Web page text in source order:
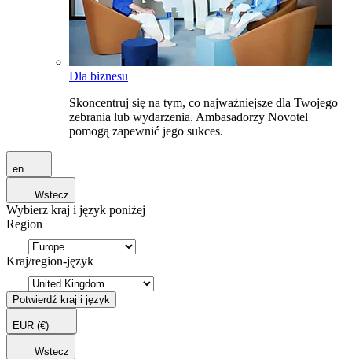
Dla biznesu
Skoncentruj się na tym, co najważniejsze dla Twojego
zebrania lub wydarzenia. Ambasadorzy Novotel
pomogą zapewnić jego sukces.
en
Wstecz
Wybierz kraj i język poniżej
Region
Kraj/region-język
Potwierdź kraj i język
EUR (€)
Wstecz